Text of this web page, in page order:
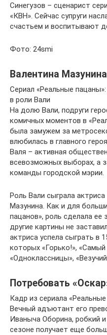
Синегузов – сценарист
«КВН». Сейчас супруги
счастьем и воспитывают
Фото: 24smi
Валентина
Сериал «Реальные
в роли Вали
На долю Вали, подруги
комичных моментов в
была замужем за
влюбилась в главного
Валя – активная
всевозможных выборах, а
команды городской мэрии.
Роль Вали сыграла
Мазунина. Как и для
пацанов», роль сделала
другие картины не
актриса успела сыграть в
которых «Горько!», «Самый
«Одноклассницы»,
Потребовать
Кадр из сериала
Вечный адъютант его
Иваныча Оборина, робкий
сезоне получает еще